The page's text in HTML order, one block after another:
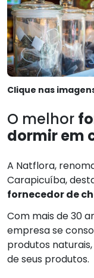
Clique nas
O melhor
dormir em
A Natflora,
Carapicuíba,
fornecedor de
Com mais de 30
empresa se
produtos
de seus produtos.